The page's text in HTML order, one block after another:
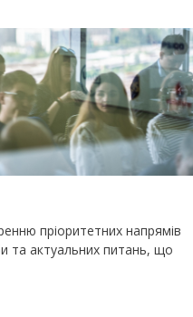
пріоритетних напрямів
та актуальних питань, що